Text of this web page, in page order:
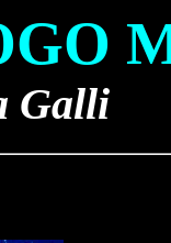
Galli